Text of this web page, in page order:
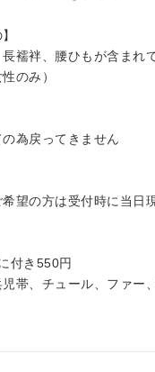
襦袢、腰ひもが含まれ
のみ）
為戻ってきません
望の方は受付時に当日
付き550円
児帯、チュール、ファ